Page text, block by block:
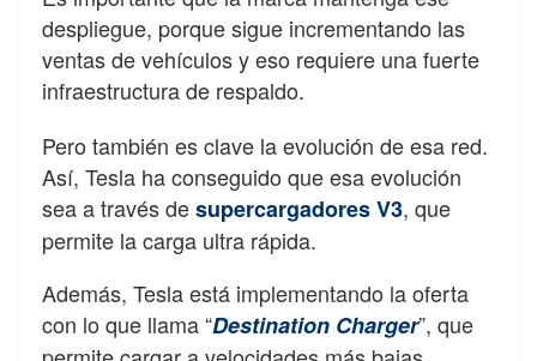
despliegue, porque sigue incrementando las
ventas de vehículos y eso requiere una fuerte
infraestructura de respaldo.
Pero también es clave la evolución de esa red.
Así, Tesla ha conseguido que esa evolución
sea a través desupercargadores V3, que
permite la carga ultra rápida.
Además, Tesla está implementando la oferta
con lo que llama “Destination Charger”, que